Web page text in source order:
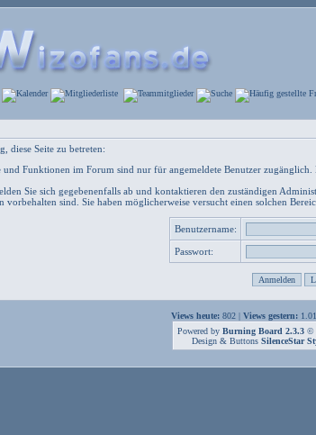
diese Seite zu betreten:
Funktionen im Forum sind nur für angemeldete Benutzer
Sie sich gegebenenfalls ab und kontaktieren den zuständigen
sind. Sie haben möglicherweise versucht einen solchen
Benutzername:
Passwort:
Views heute: 802 | Views gestern:
Powered by Burning Board 2.3.3©
Design & Buttons SilenceStar